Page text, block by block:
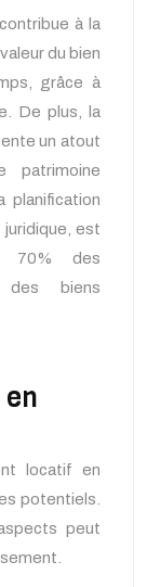
à la
du bien
grâce à
De plus, la
un atout
patrimoine
planification
juridique, est
70% des
des biens
locatif en
potentiels.
peut